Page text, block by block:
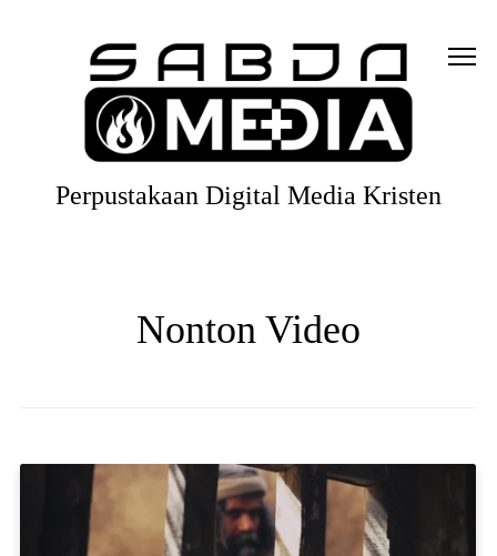
Perpustakaan Digital Media Kristen
Nonton Video